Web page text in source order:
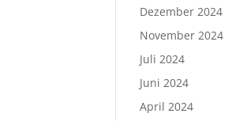
Dezember 2024
November 2024
Juli 2024
Juni 2024
April 2024